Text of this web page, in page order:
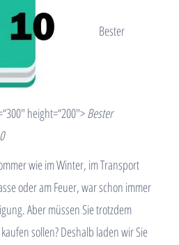
Bester
height=“200″>Bester
wie im Winter, im Transport
oder am Feuer, war schon immer
Aber müssen Sie trotzdem
sollen? Deshalb laden wir Sie